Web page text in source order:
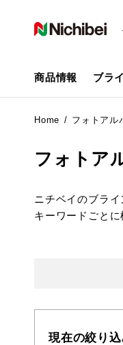
商品情報 ブラ
Home フォトアル
フォトア
ニチベイのブライ
キーワードごと
現在の絞り